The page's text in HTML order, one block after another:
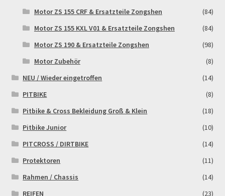
Motor ZS 155 CRF & Ersatzteile Zongshen
(84)
Motor ZS 155 KXL V01 & Ersatzteile Zongshen
(84)
Motor ZS 190 & Ersatzteile Zongshen
(98)
Motor Zubehör
(8)
NEU / Wieder eingetroffen
(14)
PITBIKE
(8)
Pitbike & Cross Bekleidung Groß & Klein
(18)
Pitbike Junior
(10)
PITCROSS / DIRTBIKE
(14)
Protektoren
(11)
Rahmen / Chassis
(14)
REIFEN
(23)